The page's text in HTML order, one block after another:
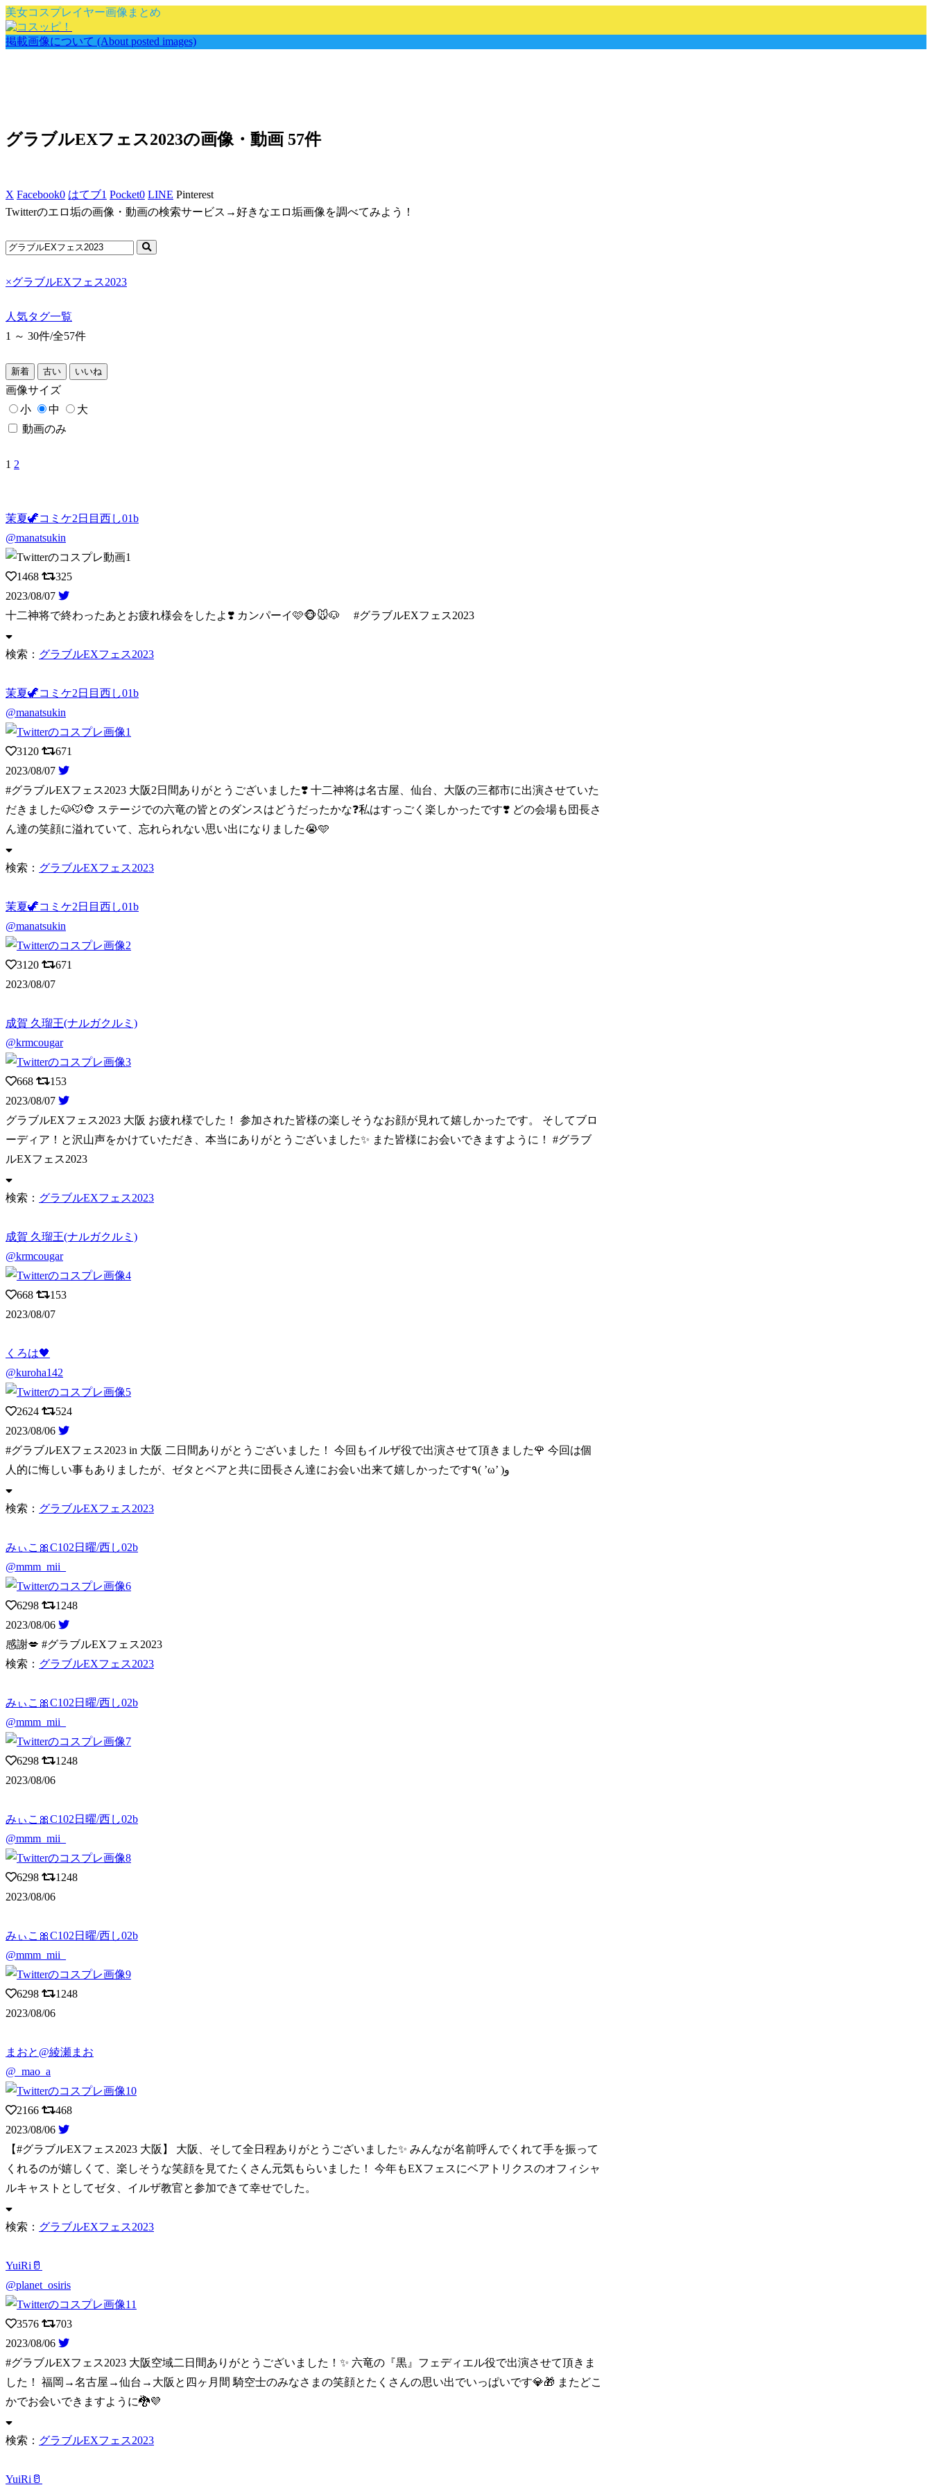
美女コスプレイヤー画像まとめ
掲載画像について (About posted images)
グラブルEXフェス2023の画像・動画 57件
X Facebook0 はてブ1 Pocket0 LINE Pinterest
Twitterのエロ垢の画像・動画の検索サービス→好きなエロ垢画像を調べてみよう！
×グラブルEXフェス2023
人気タグ一覧
1 ～ 30件/全57件
新着 古い いいね
画像サイズ
小
中
大
動画のみ
1 2
茉夏🦖コミケ2日目西し01b
@manatsukin
1468
325
2023/08/07
十二神将で終わったあとお疲れ様会をしたよ❣️ カンパーイ🩷🐵🐭🐶 #グラブルEXフェス2023
検索： グラブルEXフェス2023
茉夏🦖コミケ2日目西し01b
@manatsukin
3120
671
2023/08/07
#グラブルEXフェス2023 大阪2日間ありがとうございました❣️ 十二神将は名古屋、仙台、大阪の三都市に出演させていた
だきました🐶🐭🐵 ステージでの六竜の皆とのダンスはどうだったかな❓私はすっごく楽しかったです❣️ どの会場も団長さ
ん達の笑顔に溢れていて、忘れられない思い出になりました😭🩵
検索： グラブルEXフェス2023
茉夏🦖コミケ2日目西し01b
@manatsukin
3120
671
2023/08/07
成賀 久瑠王(ナルガクルミ)
@krmcougar
668
153
2023/08/07
グラブルEXフェス2023 大阪 お疲れ様でした！ 参加された皆様の楽しそうなお顔が見れて嬉しかったです。 そしてブロ
ーディア！と沢山声をかけていただき、本当にありがとうございました✨ また皆様にお会いできますように！ #グラブ
ルEXフェス2023
検索： グラブルEXフェス2023
成賀 久瑠王(ナルガクルミ)
@krmcougar
668
153
2023/08/07
くろは🖤
@kuroha142
2624
524
2023/08/06
#グラブルEXフェス2023 in 大阪 二日間ありがとうございました！ 今回もイルザ役で出演させて頂きました🌹 今回は個
人的に悔しい事もありましたが、ゼタとベアと共に団長さん達にお会い出来て嬉しかったです٩( ’ω’ )و
検索： グラブルEXフェス2023
みぃこ🎀C102日曜/西し02b
@mmm_mii_
6298
1248
2023/08/06
感謝💋 #グラブルEXフェス2023
検索： グラブルEXフェス2023
みぃこ🎀C102日曜/西し02b
@mmm_mii_
6298
1248
2023/08/06
みぃこ🎀C102日曜/西し02b
@mmm_mii_
6298
1248
2023/08/06
みぃこ🎀C102日曜/西し02b
@mmm_mii_
6298
1248
2023/08/06
まおと@綾瀬まお
@_mao_a
2166
468
2023/08/06
【#グラブルEXフェス2023 大阪】 大阪、そして全日程ありがとうございました✨ みんなが名前呼んでくれて手を振って
くれるのが嬉しくて、楽しそうな笑顔を見てたくさん元気もらいました！ 今年もEXフェスにベアトリクスのオフィシャ
ルキャストとしてゼタ、イルザ教官と参加できて幸せでした。
検索： グラブルEXフェス2023
YuiRi🥛
@planet_osiris
3576
703
2023/08/06
#グラブルEXフェス2023 大阪空域二日間ありがとうございました！✨ 六竜の『黒』フェディエル役で出演させて頂きま
した！ 福岡→名古屋→仙台→大阪と四ヶ月間 騎空士のみなさまの笑顔とたくさんの思い出でいっぱいです💎🎁 またどこ
かでお会いできますように🐉💜
検索： グラブルEXフェス2023
YuiRi🥛